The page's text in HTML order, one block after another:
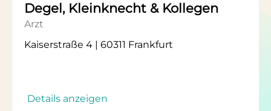
Degel, Kleinknecht & Kollegen
Arzt
Kaiserstraße 4 | 60311 Frankfurt
Details anzeigen